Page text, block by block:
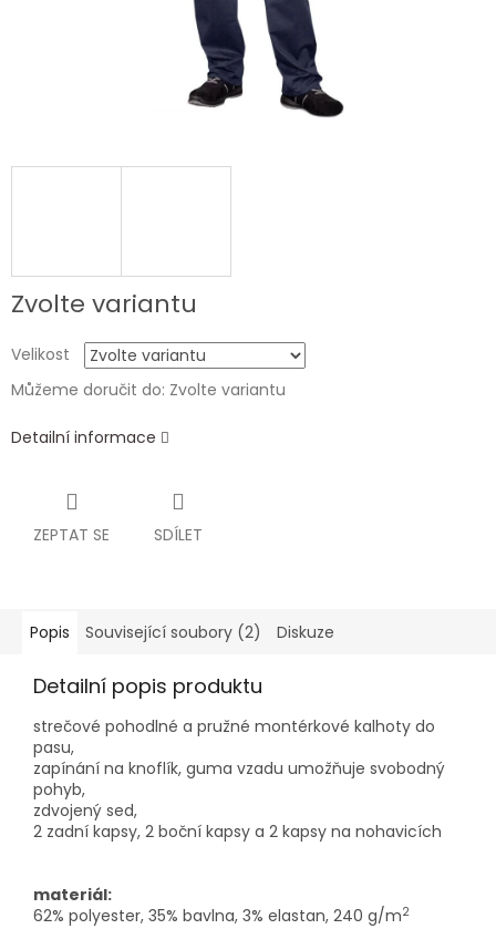
Zvolte variantu
Velikost
Můžeme doručit do: Zvolte variantu
Detailní informace
ZEPTAT SE SDÍLET
Popis Související soubory (2) Diskuze
Detailní popis produktu
strečové pohodlné a pružné montérkové kalhoty do
pasu,
zapínání na knoflík, guma vzadu umožňuje svobodný
pohyb,
zdvojený sed,
2 zadní kapsy, 2 boční kapsy a 2 kapsy na nohavicích
materiál:
62% polyester, 35% bavlna, 3% elastan, 240 g/m2